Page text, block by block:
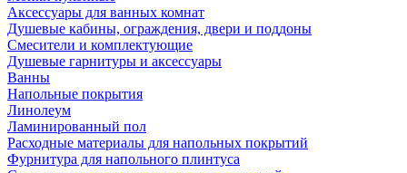
Аксессуары для ванных комнат
Душевые кабины, ограждения, двери и поддоны
Смесители и комплектующие
Душевые гарнитуры и аксессуары
Ванны
Напольные покрытия
Линолеум
Ламинированный пол
Расходные материалы для напольных покрытий
Фурнитура для напольного плинтуса